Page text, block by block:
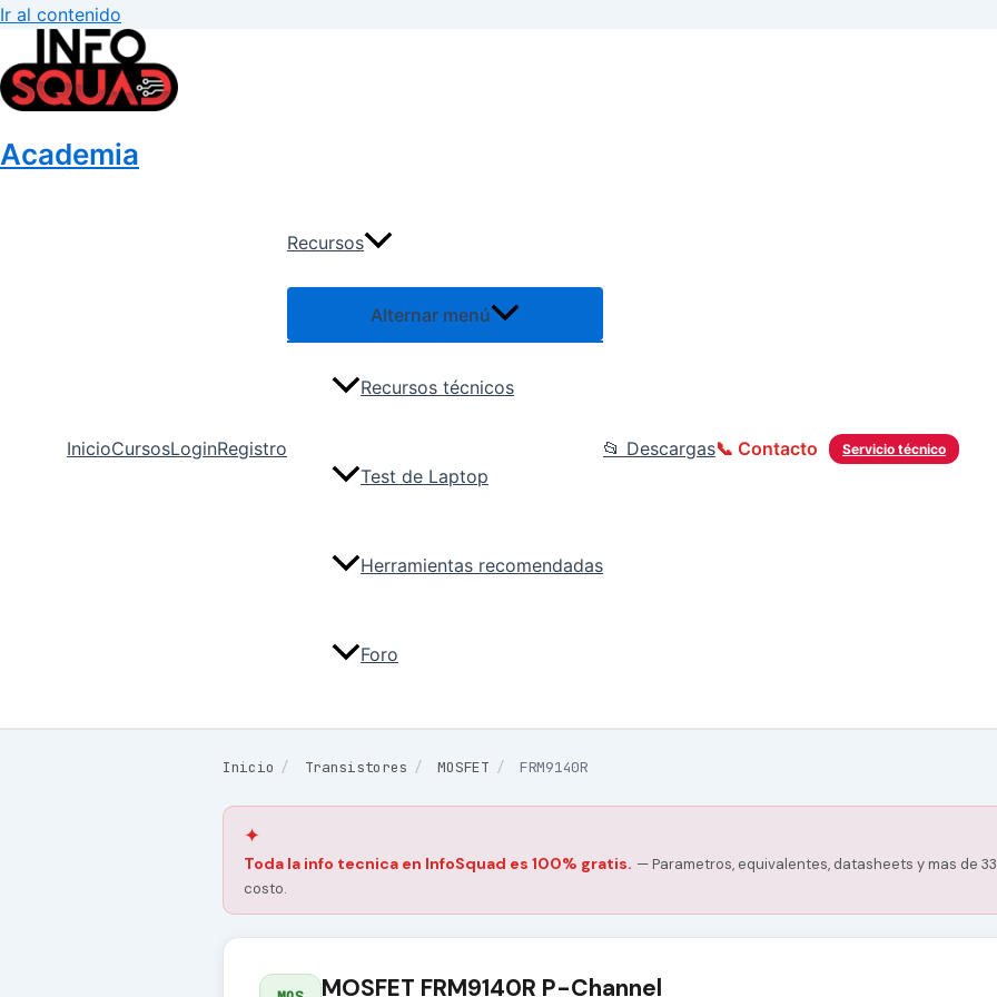
Ir al contenido
Academia
InicioCursosLoginRegistro
Recursos
Alternar menú
Recursos técnicos
Test de Laptop
Herramientas recomendadas
Foro
📂 Descargas Servicio técnico
📞 Contacto
Inicio / Transistores / MOSFET / FRM9140R
✦
Toda la info tecnica en InfoSquad es 100% gratis. — Parametros, equivalentes, datasheets y mas de
costo.
MOSFET FRM9140R P-Channel